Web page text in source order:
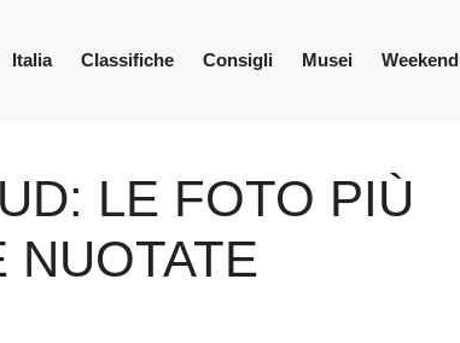
Italia Classifiche Consigli Musei Weekend
LE FOTO PIÙ
NUOTATE